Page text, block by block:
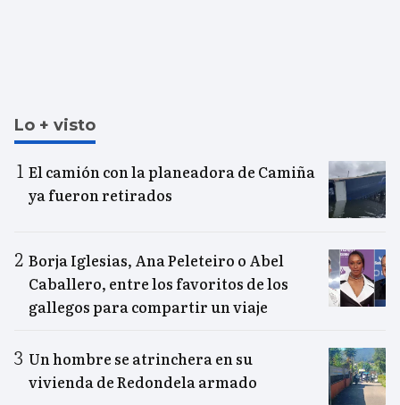
Lo + visto
El camión con la planeadora de Camiña
ya fueron retirados
Borja Iglesias, Ana Peleteiro o Abel
Caballero, entre los favoritos de los
gallegos para compartir un viaje
Un hombre se atrinchera en su
vivienda de Redondela armado